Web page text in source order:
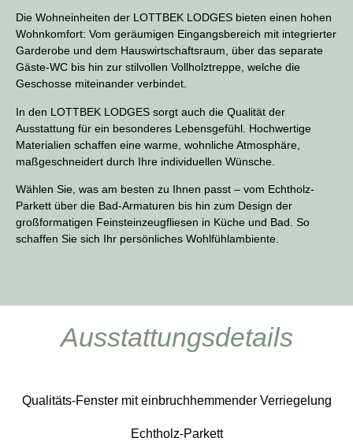
Die Wohneinheiten der LOTTBEK LODGES bieten einen hohen
Wohnkomfort: Vom geräumigen Eingangsbereich mit integrierter
Garderobe und dem Hauswirtschaftsraum, über das separate
Gäste-WC bis hin zur stilvollen Vollholztreppe, welche die
Geschosse miteinander verbindet.
In den LOTTBEK LODGES sorgt auch die Qualität der
Ausstattung für ein besonderes Lebensgefühl. Hochwertige
Materialien schaffen eine warme, wohnliche Atmosphäre,
maßgeschneidert durch Ihre individuellen Wünsche.
Wählen Sie, was am besten zu Ihnen passt – vom Echtholz-
Parkett über die Bad-Armaturen bis hin zum Design der
großformatigen Feinsteinzeugfliesen in Küche und Bad. So
schaffen Sie sich Ihr persönliches Wohlfühlambiente.
Ausstattungsdetails
Qualitäts-Fenster mit einbruchhemmender Verriegelung
Echtholz-Parkett